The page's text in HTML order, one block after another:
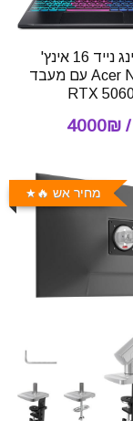
מחשב גיימינג נייד 16 אינץ'
Acer Nitro V 16S עם מעבד
מחיר אש 🔥